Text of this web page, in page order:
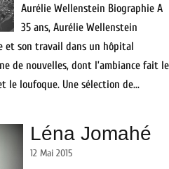
Aurélie Wellenstein Biographie A
35 ans, Aurélie Wellenstein
et son travail dans un hôpital
de nouvelles, dont l’ambiance fait le
le loufoque. Une sélection de...
Léna Jomahé
12 Mai 2015